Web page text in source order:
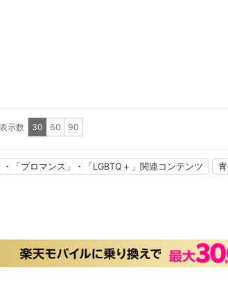
表示数 30 60 90
・「ブロマンス」・「LGBTQ＋」関連コンテンツ